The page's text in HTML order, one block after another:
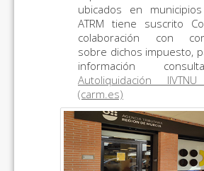
ubicados en
ATRM tiene suscrito
colaboración con
sobre dichos impuesto,
información
Autoliquidación
(carm.es)